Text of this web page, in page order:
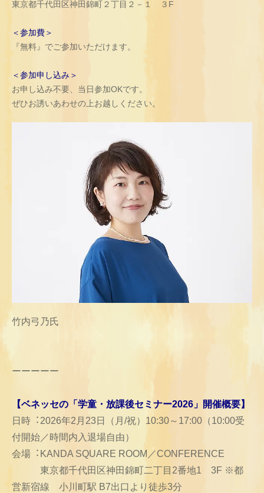
東京都千代田区神田錦町２丁目２－１ ３F
＜参加費＞
『無料』でご参加いただけます。
＜参加申し込み＞
お申し込み不要、当日参加OKです。
ぜひお誘いあわせの上お越しください。
竹内弓乃氏
ーーーーー
【ベネッセの「学童・放課後セミナー2026」開催概要】
日時︓2026年2月23日（月/祝）10:30～17:00（10:00受
付開始／時間内入退場自由）
会場︓KANDA SQUARE ROOM／CONFERENCE
東京都千代田区神田錦町二丁目2番地1 3F ※都
営新宿線 小川町駅 B7出口より徒歩3分